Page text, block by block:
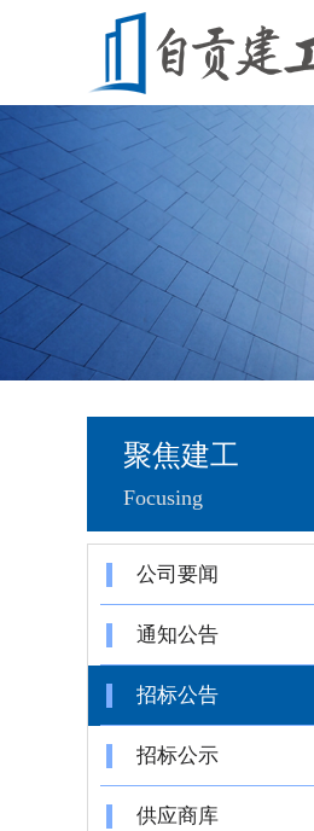
聚焦建工
Focusing
公司要闻
通知公告
招标公告
招标公示
供应商库